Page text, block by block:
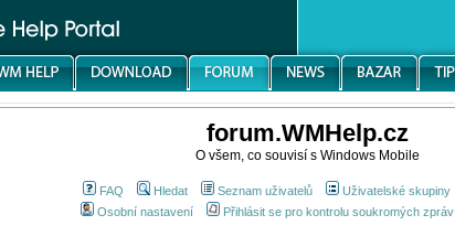
forum.WMHelp.cz
O všem, co souvisí s Windows Mobile
FAQ Hledat Seznam uživatelů Uživatelské skupiny
Osobní nastavení
Přihlásit se pro kontrolu soukromých zpráv